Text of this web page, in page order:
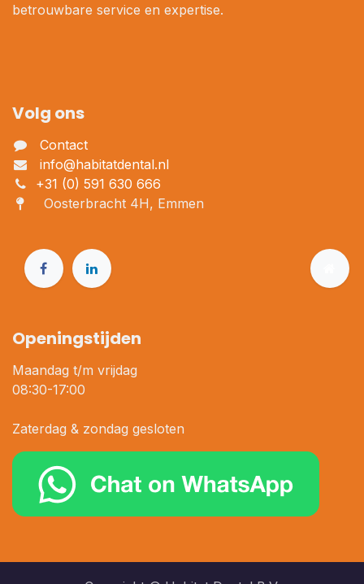
betrouwbare service en expertise.
Volg ons
Contact
info@habitatdental.nl
+31 (0) 591 630 666
Oosterbracht 4H, Emmen
Openingstijden
Maandag t/m vrijdag
08:30-17:00
Zaterdag & zondag gesloten